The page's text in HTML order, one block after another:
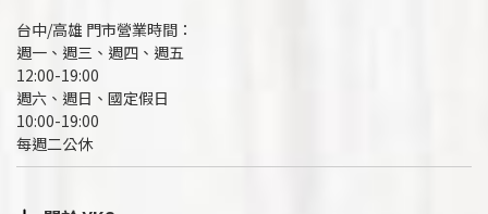
台中/高雄 門市營業時間：
週一、週三、週四、週五
12:00-19:00
週六、週日、國定假日
10:00-19:00
每週二公休